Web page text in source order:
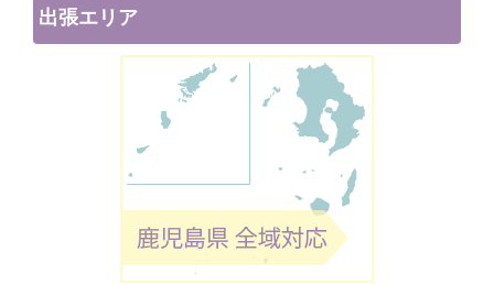
出張エリア